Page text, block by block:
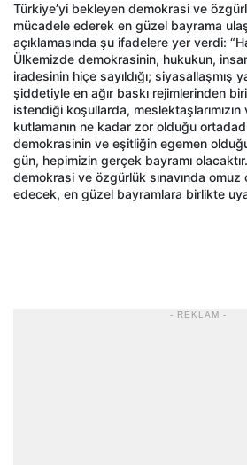
Türkiye’yi bekleyen demokrasi ve
mücadele ederek en güzel bayrama
açıklamasında şu ifadelere yer verdi:
Ülkemizde demokrasinin, hukukun,
iradesinin hiçe sayıldığı; siyasallaşmış
şiddetiyle en ağır baskı rejimlerinden
istendiği koşullarda, meslektaşlarımızın
kutlamanın ne kadar zor olduğu
demokrasinin ve eşitliğin egemen
gün, hepimizin gerçek bayramı
demokrasi ve özgürlük sınavında
edecek, en güzel bayramlara birlikte
- REKLAM -